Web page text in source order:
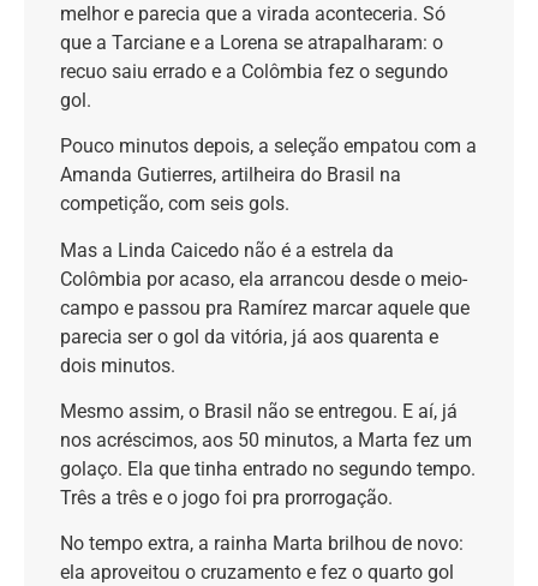
melhor e parecia que a virada aconteceria. Só
que a Tarciane e a Lorena se atrapalharam: o
recuo saiu errado e a Colômbia fez o segundo
gol.
Pouco minutos depois, a seleção empatou com a
Amanda Gutierres, artilheira do Brasil na
competição, com seis gols.
Mas a Linda Caicedo não é a estrela da
Colômbia por acaso, ela arrancou desde o meio-
campo e passou pra Ramírez marcar aquele que
parecia ser o gol da vitória, já aos quarenta e
dois minutos.
Mesmo assim, o Brasil não se entregou. E aí, já
nos acréscimos, aos 50 minutos, a Marta fez um
golaço. Ela que tinha entrado no segundo tempo.
Três a três e o jogo foi pra prorrogação.
No tempo extra, a rainha Marta brilhou de novo:
ela aproveitou o cruzamento e fez o quarto gol